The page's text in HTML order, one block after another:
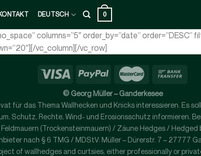
DEUTSCH 0
columns=”5″ order_by=”date” order=”DESC”
vc_column][/vc_row]
© Georg Müller – Ganderkesee
für das Thema Wallhecken und Knicks interessieren. Es
Schutz, Rechte, Wind- und Erosionsschutz informieren.
(Trockensteinmauern) / Zäune Hedges /
nach § 6 TMG / MDStV: Müller – Dürerstr. 7 – 27777
of wallhedges and curtsies, either professionally or